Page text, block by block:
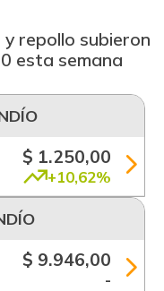
y repollo subieron
esta semana
$ 1.250,00
+10,62%
$ 9.946,00
-